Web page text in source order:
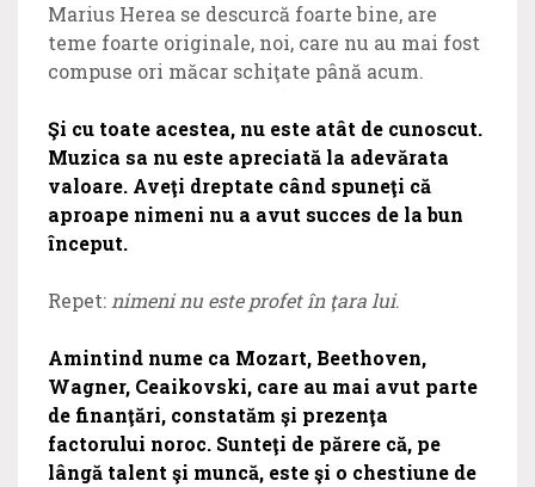
Marius Herea se descurcă foarte bine, are
teme foarte originale, noi, care nu au mai fost
compuse ori măcar schiţate până acum.
Şi cu toate acestea, nu este atât de cunoscut.
Muzica sa nu este apreciată la adevărata
valoare. Aveţi dreptate când spuneţi că
aproape nimeni nu a avut succes de la bun
început.
Repet: nimeni nu este profet în ţara lui.
Amintind nume ca Mozart, Beethoven,
Wagner, Ceaikovski, care au mai avut parte
de finanţări, constatăm şi prezenţa
factorului noroc. Sunteţi de părere că, pe
lângă talent şi muncă, este şi o chestiune de